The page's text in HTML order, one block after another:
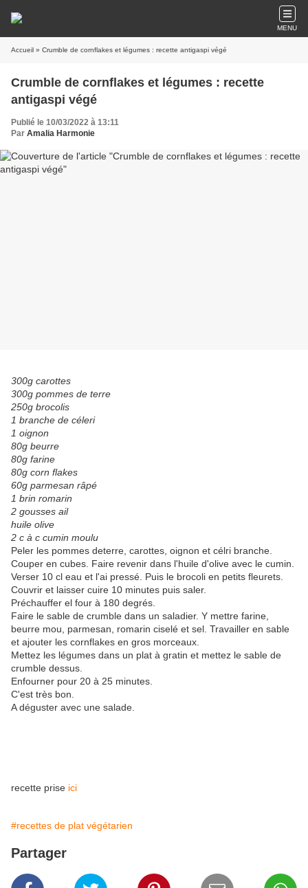
MENU
Accueil » Crumble de cornflakes et légumes : recette antigaspi végé
Crumble de cornflakes et légumes : recette
antigaspi végé
Publié le 10/03/2022 à 13:11
Par Amalia Harmonie
300g carottes
300g pommes de terre
250g brocolis
1 branche de céleri
1 oignon
80g beurre
80g farine
80g corn flakes
60g parmesan râpé
1 brin romarin
2 gousses ail
huile olive
2 c à c cumin moulu
Peler les pommes deterre, carottes, oignon et célri branche.
Couper en cubes. Faire revenir dans l'huile d'olive avec le cumin.
Verser 10 cl eau et l'ai pressé. Puis le brocoli en petits fleurets.
Couvrir et laisser cuire 10 minutes puis saler.
Préchauffer el four à 180 degrés.
Faire le sable de crumble dans un saladier. Y mettre farine,
beurre mou, parmesan, romarin ciselé et sel. Travailler en sable
et ajouter les cornflakes en gros morceaux.
Mettez les légumes dans un plat à gratin et mettez le sable de
crumble dessus.
Enfourner pour 20 à 25 minutes.
C'est très bon.
A déguster avec une salade.
recette prise ici
#recettes de plat végétarien
Partager